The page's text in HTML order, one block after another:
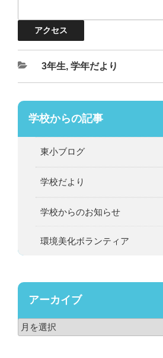
3年生, 学年だより
学校からの記事
東小ブログ
学校だより
学校からのお知らせ
環境美化ボランティア
アーカイブ